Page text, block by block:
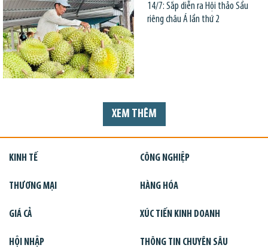
14/7: Sắp diễn ra Hội thảo Sầu
riêng châu Á lần thứ 2
XEM THÊM
KINH TẾ CÔNG NGHIỆP
THƯƠNG MẠI HÀNG HÓA
GIÁ CẢ XÚC TIẾN KINH DOANH
HỘI NHẬP THÔNG TIN CHUYÊN SÂU